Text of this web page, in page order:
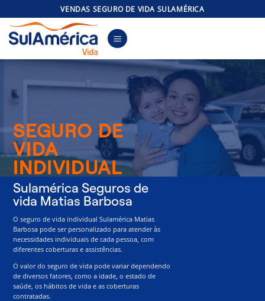
to
content
VENDAS SEGURO DE VIDA SULAMÉRICA
SEGURO DE
VIDA
INDIVIDUAL
Sulamérica Seguros de
vida Matias Barbosa
O seguro de vida individual Sulamérica Matias
Barbosa pode ser personalizado para atender às
necessidades individuais de cada pessoa, com
diferentes coberturas e assistências.
O valor do seguro de vida pode variar dependendo
de diversos fatores, como a idade, o estado de
saúde, os hábitos de vida e as coberturas
contratadas.